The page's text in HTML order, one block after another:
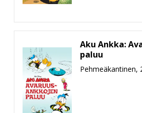
läksy unohtuu seuraavaan
ja elämän yleinen
lumpsahtaa taas tuttuun,
kirjojen sivuilla
Aku Ankka:
paluu
Pehmeäkantinen,